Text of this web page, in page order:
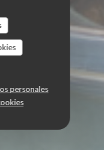
personales